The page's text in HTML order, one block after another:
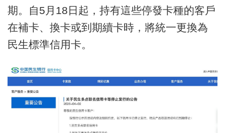
期。自5月18日起，持有這些停發卡種的客戶
在補卡、換卡或到期續卡時，將統一更換為
民生標準信用卡。